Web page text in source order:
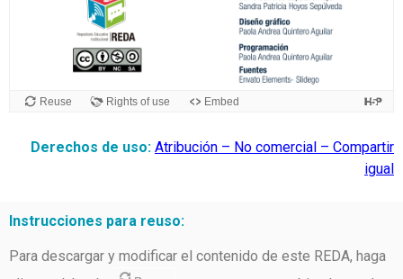
Derechos de uso: Atribución – No comercial – Compartir
igual
Instrucciones para reuso:
Para descargar y modificar el contenido de este REDA, haga